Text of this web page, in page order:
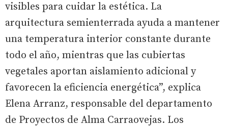
visibles para cuidar la estética. La
arquitectura semienterrada ayuda a mantener
una temperatura interior constante durante
todo el año, mientras que las cubiertas
vegetales aportan aislamiento adicional y
favorecen la eficiencia energética”, explica
Elena Arranz, responsable del departamento
de Proyectos de Alma Carraovejas. Los